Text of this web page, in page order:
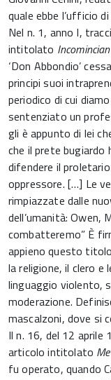
quale ebbe l’ufficio
Nel n. 1, anno I,
intitolato
‘Don Abbondio’
principi suoi
periodico di cui
sentenziato un
gli è appunto di lei
che il prete bugiardo
difendere il
oppressore. […] Le
rimpiazzate dalle
dell’umanità: Owen,
combatteremo” È
appieno questo
la religione, il clero e
linguaggio violento,
moderazione.
mascalzoni, dove si
Il n. 16, del 12
articolo intitolato
fu operato, quando